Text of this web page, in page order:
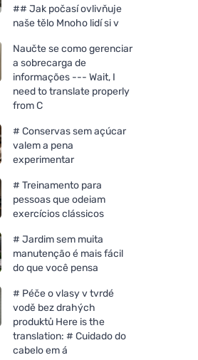
## Jak počasí ovlivňuje
naše tělo Mnoho lidí si v
Naučte se como gerenciar
a sobrecarga de
informações --- Wait, I
need to translate properly
from C
# Conservas sem açúcar
valem a pena
experimentar
# Treinamento para
pessoas que odeiam
exercícios clássicos
# Jardim sem muita
manutenção é mais fácil
do que você pensa
# Péče o vlasy v tvrdé
vodě bez drahých
produktů Here is the
translation: # Cuidado do
cabelo em á